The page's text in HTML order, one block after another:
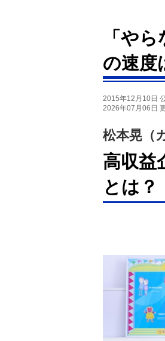
「や
の速度
2015年12月10日
2026年07月06日
松本晃（
高収益
とは？